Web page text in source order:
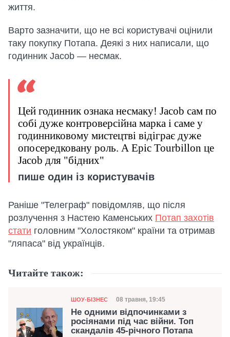
життя.
Варто зазначити, що не всі користувачі оцінили
таку покупку Потапа. Деякі з них написали, що
годинник Jacob — несмак.
Цей годинник ознака несмаку! Jacob сам по
собі дуже контроверсійна марка і саме у
годинниковому мистецтві відіграє дуже
опосередковану роль. А Epic Tourbillon це
Jacob для "бідних"
пише один із користувачів
Раніше "Телеграф" повідомляв, що після
розлучення з Настею Каменських Потап захотів
стати головним "Холостяком" країни та отримав
"ляпаса" від українців.
Читайте також:
Категорія
ШОУ-БІЗНЕС Дата публікації
08 травня, 19:45
Не одними відпочинками з
росіянами під час війни. Топ
скандалів 45-річного Потапа